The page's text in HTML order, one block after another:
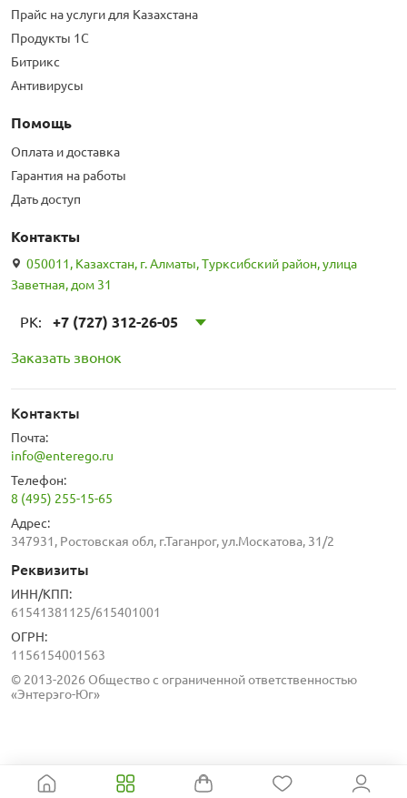
Прайс на услуги для Казахстана
Продукты 1С
Битрикс
Антивирусы
Помощь
Оплата и доставка
Гарантия на работы
Дать доступ
Контакты
050011, Казахстан, г. Алматы, Турксибский район, улица
Заветная, дом 31
РК: +7 (727) 312-26-05
Заказать звонок
Контакты
Почта:
info@enterego.ru
Телефон:
8 (495) 255-15-65
Адрес:
347931, Ростовская обл, г.Таганрог, ул.Москатова, 31/2
Реквизиты
ИНН/КПП:
61541381125/615401001
ОГРН:
1156154001563
© 2013-2026 Общество с ограниченной ответственностью
«Энтерэго-Юг»